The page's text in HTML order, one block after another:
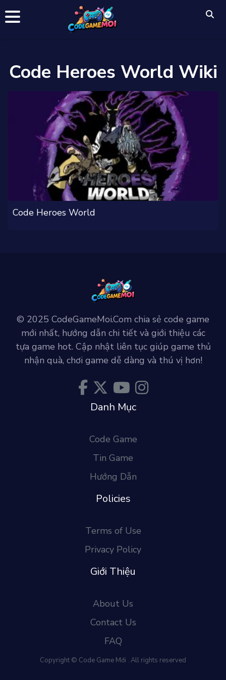
Code Heroes World Wiki
Code Heroes World
© 2025 CodeGameMoi.Com chia sẻ code game
mới nhất, hướng dẫn chi tiết và giới thiệu các
tựa game hot. Cập nhật liên tục giúp game thủ
nhận quà, chơi game dễ dàng và thú vị hơn!
Danh Mục
Code Game
Tin Game
Hướng Dẫn
Policies
Terms of Use
Privacy Policy
Giới Thiệu
About Us
Contact Us
FAQ
Copyright © Code Game Mới . All rights reserved